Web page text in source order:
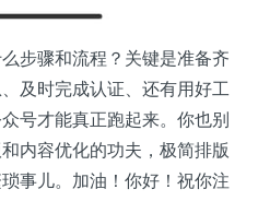
步骤和流程？关键是准备齐
及时完成认证、还有用好工
号才能真正跑起来。你也别
内容优化的功夫，极简排版
事儿。加油！你好！祝你注